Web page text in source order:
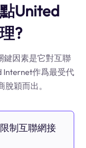
United
?
鍵因素是它對互聯
Internet作爲最受代
穎而出。
制互聯網接